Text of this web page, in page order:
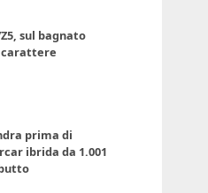
sul bagnato
carattere
prima di
ibrida da 1.001